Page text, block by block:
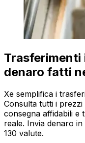
denaro fatti
Xe semplifica i
Consulta tutti i
consegna affidabili e
reale. Invia denaro
130 valute.